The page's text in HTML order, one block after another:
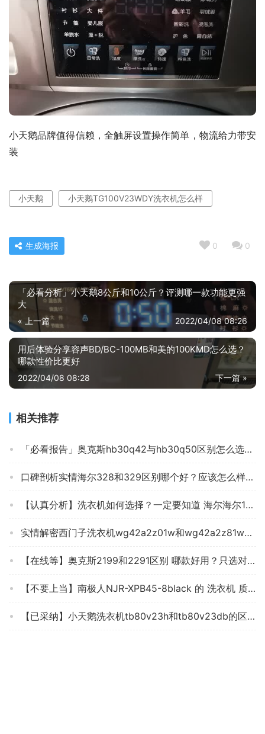
小天鹅品牌值得信赖，全触屏设置操作简单，物流给力带安
装
小天鹅 小天鹅TG100V23WDY洗衣机怎么样
0 0
生成海报
「必看分析」小天鹅8公斤和10公斤？评测哪一款功能更强
大
« 上一篇 2022/04/08 08:26
用后体验分享容声BD/BC-100MB和美的100KMD怎么选？
哪款性价比更好
下一篇 »
2022/04/08 08:28
相关推荐
「必看报告」奥克斯hb30q42与hb30q50区别怎么选？哪个更合适
口碑剖析实情海尔328和329区别哪个好？应该怎么样选择
【认真分析】洗衣机如何选择？一定要知道 海尔海尔10公斤mate7烘干 质量评测结果怎么样？
实情解密西门子洗衣机wg42a2z01w和wg42a2z81w区别比较 哪款好？这样选不盲目
【在线等】奥克斯2199和2291区别 哪款好用？只选对的不选贵的
【不要上当】南极人NJR-XPB45-8black 的 洗衣机 质量真的不好吗？这就是评测结果！
【已采纳】小天鹅洗衣机tb80v23h和tb80v23db的区别？评测哪一款功能更强大